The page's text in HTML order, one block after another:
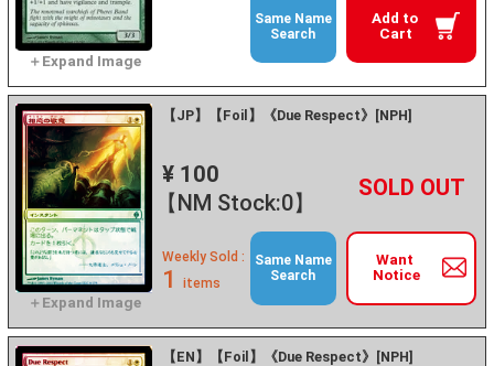
Add to
Cart
Same Name
Search
【JP】【Foil】《Due Respect》[NPH]
¥ 100
【NM Stock:0】
－ +
Want
Notice
Weekly Sold :
1 items
Same Name
Search
【EN】【Foil】《Due Respect》[NPH]